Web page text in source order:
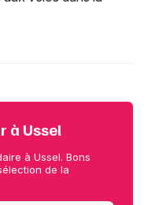
à Ussel
à Ussel. Bons
de la